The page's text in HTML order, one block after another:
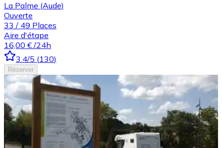
La Palme (Aude)
Ouverte
33 / 49 Places
Aire d'étape
16,00 € /24h
3.4/5 (130)
Réserver